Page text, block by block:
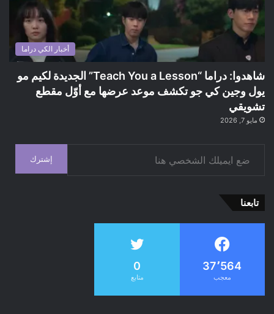
أخبار الكي دراما
شاهدوا: دراما “Teach You a Lesson” الجديدة لكيم مو
يول وجين كي جو تكشف موعد عرضها مع أوّل مقطع
تشويقي
مايو 7, 2026
إشترك
تابعنا
37٬564
معجب
0
متابع